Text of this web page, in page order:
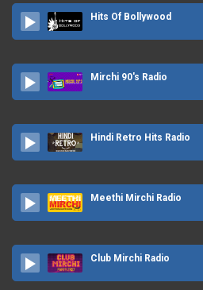
Hits Of Bollywood
Mirchi 90's Radio
Hindi Retro Hits Radio
Meethi Mirchi Radio
Club Mirchi Radio